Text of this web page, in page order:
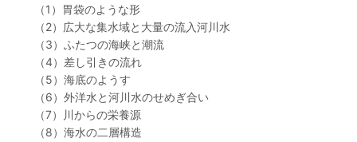
（1）胃袋のような形
（2）広大な集水域と大量の流入河川水
（3）ふたつの海峡と潮流
（4）差し引きの流れ
（5）海底のようす
（6）外洋水と河川水のせめぎ合い
（7）川からの栄養源
（8）海水の二層構造